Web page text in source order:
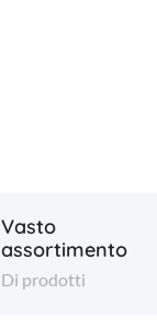
Vasto
assortimento
Di prodotti